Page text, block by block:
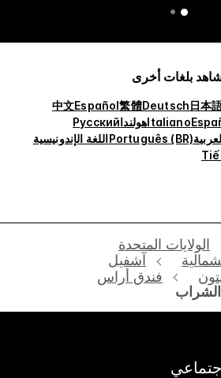
بلغات أخرى
日本
Deutsch
繁體
Español
中文
ItalianoهولنداРусский
Português (BR)اللغة الإندونيسية
الولايات المتحدة
آشفيل
فندق أراس